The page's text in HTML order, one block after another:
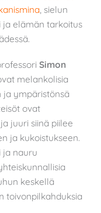
, sielun
ja elämän tarkoitus
Simon
melankolisia
ja ympäristönsä
ovat
juuri siinä piilee
ja kukoistukseen.
ja nauru
keskellä
toivonpilkahduksia